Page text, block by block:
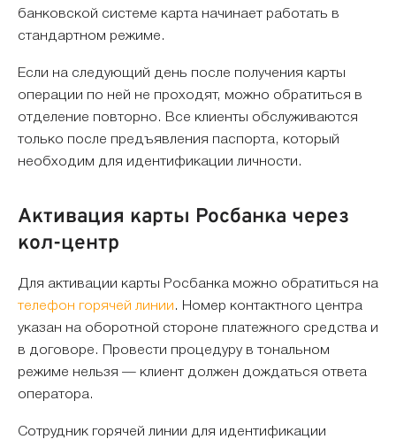
банковской системе карта начинает работать в
стандартном режиме.
Если на следующий день после получения карты
операции по ней не проходят, можно обратиться в
отделение повторно. Все клиенты обслуживаются
только после предъявления паспорта, который
необходим для идентификации личности.
Активация карты Росбанка через
кол-центр
Для активации карты Росбанка можно обратиться на
телефон горячей линии . Номер контактного центра
указан на оборотной стороне платежного средства и
в договоре. Провести процедуру в тональном
режиме нельзя — клиент должен дождаться ответа
оператора.
Сотрудник горячей линии для идентификации